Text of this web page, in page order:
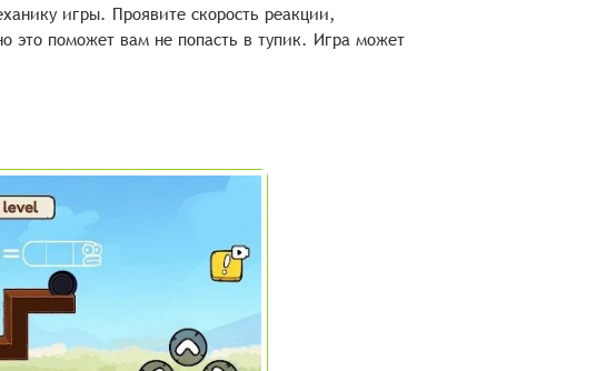
игры. Проявите скорость реакции,
это поможет вам не попасть в тупик. Игра может